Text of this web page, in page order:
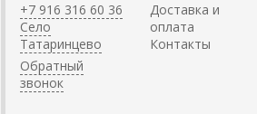
+7 916 316 60 36
Село
Татаринцево
Обратный
звонок
Доставка и
оплата
Контакты